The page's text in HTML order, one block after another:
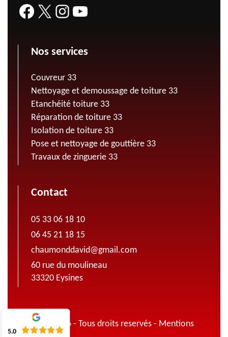
Nos services
Couvreur 33
Nettoyage et demoussage de toiture 33
Etanchéité toiture 33
Réparation de toiture 33
Isolation de toiture 33
Pose et nettoyage de gouttière 33
Travaux de zinguerie 33
Contact
05 33 06 18 10
06 45 21 18 15
chaumonddavid@gmail.com
60 rue du moulineau
33320 Eysines
© 2022 - 2026 - Tous droits reservés - Mentions
5.0